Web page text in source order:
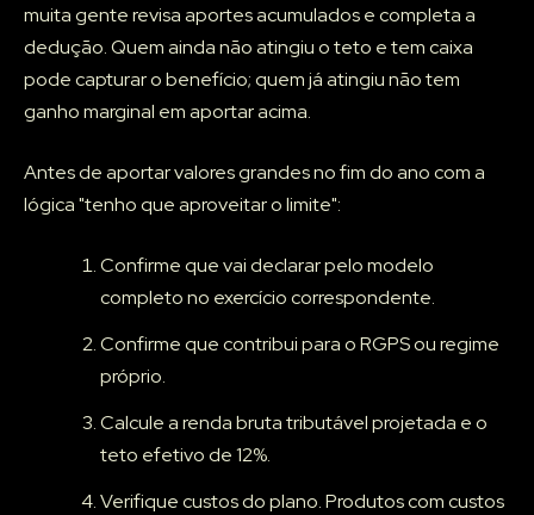
muita gente revisa aportes acumulados e completa a
dedução. Quem ainda não atingiu o teto e tem caixa
pode capturar o benefício; quem já atingiu não tem
ganho marginal em aportar acima.
Antes de aportar valores grandes no fim do ano com a
lógica "tenho que aproveitar o limite":
Confirme que vai declarar pelo modelo
completo no exercício correspondente.
Confirme que contribui para o RGPS ou regime
próprio.
Calcule a renda bruta tributável projetada e o
teto efetivo de 12%.
Verifique custos do plano. Produtos com custos